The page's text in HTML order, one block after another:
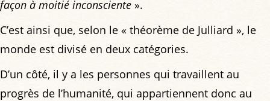
façon à moitié inconsciente ».
C’est ainsi que, selon le « théorème de Julliard », le
monde est divisé en deux catégories.
D’un côté, il y a les personnes qui travaillent au
progrès de l’humanité, qui appartiennent donc au